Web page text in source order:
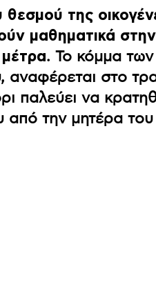
της
μαθηματικά
. Το κόμμα
αναφέρεται στο
παλεύει να
από την μητέρα